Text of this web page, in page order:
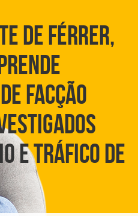
DE FÉRRER,
FACÇÃO
E TRÁFICO DE